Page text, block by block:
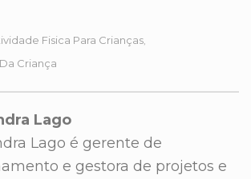
Fisica Para Crianças
Criança
Lago
Lago é gerente de
e gestora de projetos e